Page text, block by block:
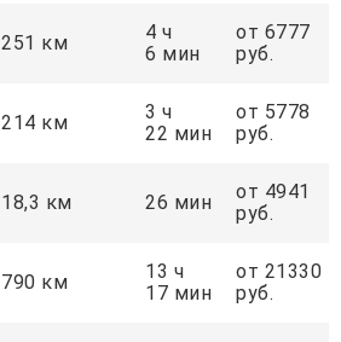
251 км
4 ч
6 мин
от 6777
руб.
214 км
3 ч
22 мин
от 5778
руб.
18,3 км 26 мин
от 4941
руб.
790 км
13 ч
17 мин
от 21330
руб.